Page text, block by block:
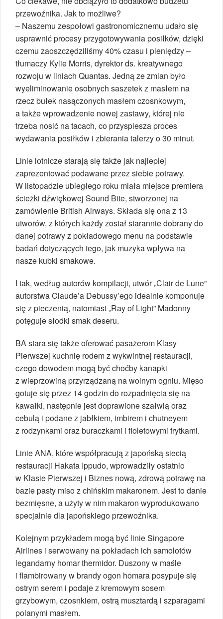
przewoźnika. Jak to możliwe?
– Naszemu zespołowi gastronomicznemu udało się
usprawnić procesy przygotowywania posiłków, dzięki
czemu zaoszczędziliśmy 40% czasu i pieniędzy –
tłumaczy Kylie Morris, dyrektor ds. kreatywnego
rozwoju w liniach Quantas. Jedną ze zmian było
wyeliminowanie osobnych saszetek z masłem na
rzecz bułek nasączonych masłem czosnkowym,
a także wprowadzenie nowej zastawy, której nie
trzeba nosić na tacach, co przyspiesza proces
wydawania posiłków i zbierania talerzy o 30 minut.
Linie lotnicze starają się także jak najlepiej
zaprezentować podawane przez siebie potrawy.
W listopadzie ubiegłego roku miała miejsce premiera
ścieżki dźwiękowej Sound Bite, stworzonej na
zamówienie British Airways. Składa się ona z 13
utworów, z których każdy został starannie dobrany do
danej potrawy z pokładowego menu na podstawie
badań dotyczących tego, jak muzyka wpływa na
nasze kubki smakowe.
I tak, według autorów kompilacji, utwór „Clair de Lune”
autorstwa Claude’a Debussy’ego idealnie komponuje
się z pieczenią, natomiast „Ray of Light” Madonny
potęguje słodki smak deseru.
BA stara się także oferować pasażerom Klasy
Pierwszej kuchnię rodem z wykwintnej restauracji,
czego dowodem mogą być choćby kanapki
z wieprzowiną przyrządzaną na wolnym ogniu. Mięso
gotuje się przez 14 godzin do rozpadnięcia się na
kawałki, następnie jest doprawione szałwią oraz
cebulą i podane z jabłkiem, imbirem i chutneyem
z rodzynkami oraz buraczkami i fioletowymi frytkami.
Linie ANA, które współpracują z japońską siecią
restauracji Hakata Ippudo, wprowadziły ostatnio
w Klasie Pierwszej i Biznes nową, zdrową potrawę na
bazie pasty miso z chińskim makaronem. Jest to danie
bezmięsne, a użyty w nim makaron wyprodukowano
specjalnie dla japońskiego przewoźnika.
Kolejnym przykładem mogą być linie Singapore
Airlines i serwowany na pokładach ich samolotów
legandarny homar thermidor. Duszony w maśle
i flambirowany w brandy ogon homara posypuje się
ostrym serem i podaje z kremowym sosem
grzybowym, czosnkiem, ostrą musztardą i szparagami
polanymi masłem.